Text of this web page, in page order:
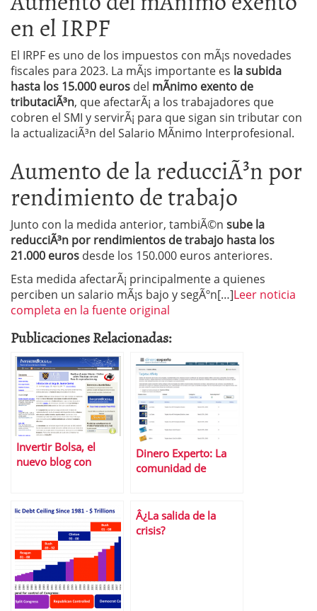
en el IRPF
El IRPF es uno de los impuestos con mÃ¡s novedades
fiscales para 2023. La mÃ¡s importante es la subida
hasta los 15.000 euros del mÃ­nimo exento de
tributaciÃ³n, que afectarÃ¡ a los trabajadores que
cobren el SMI y servirÃ¡ para que sigan sin tributar con
la actualizaciÃ³n del Salario MÃ­nimo Interprofesional.
Aumento de la reducciÃ³n por
rendimiento de trabajo
Junto con la medida anterior, tambiÃ©n sube la
reducciÃ³n por rendimientos de trabajo hasta los
21.000 euros desde los 150.000 euros anteriores.
Esta medida afectarÃ¡ principalmente a quienes
perciben un salario mÃ¡s bajo y segÃºn[…]Leer noticia
completa en la fuente original
Publicaciones Relacionadas:
Invertir Bolsa, el
nuevo blog con
Dinero Experto: La
comunidad de
y ahorro
Â¿La salida de la
crisis?